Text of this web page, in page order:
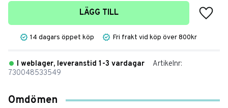
LÄGG TILL
Lägg
14 dagars öppet köp Fri frakt vid köp över 800kr
I weblager, leveranstid 1-3 vardagar
Artikelnr
730048533549
Omdömen